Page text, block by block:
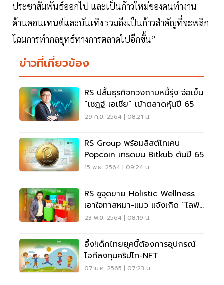
ประชาสัมพันธ์ออกไป และเป็นก้าวใหม่ของคนทำงาน
ด้านคอนเทนต์และบันเทิง รวมถึงเป็นก้าวสำคัญที่จะพลิก
โฉมการทำกลยุทธ์ทางการตลาดไปอีกขั้น”
ข่าวที่เกี่ยวข้อง
RS ปลื้มธุรกิจทวงถามหนี้รุ่ง จ่อเข็น
“เชฎฐ์ เอเชีย” เข้าตลาดหุ้นปี 65
29 ก.ย. 2564 | 08:21 น.
RS Group พร้อมลิสต์โทเคน
Popcoin เทรดบน Bitkub ต้นปี 65
15 พ.ย. 2564 | 09:24 น.
RS ชูจุดขาย Holistic Wellness
เอาใจทาสหมา-แมว แจ้งเกิด “ไลฟ์
เมต”
23 พ.ย. 2564 | 08:19 น.
อึ้ง!เด็กไทยยุคนี้ต้องการอุปกรณ์
ไอทีลงทุนคริปโท-NFT
07 ม.ค. 2565 | 07:23 น.